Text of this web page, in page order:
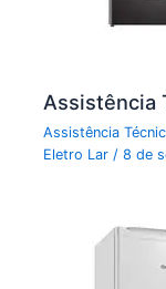
Assistência
Assistência
Eletro Lar/8 de